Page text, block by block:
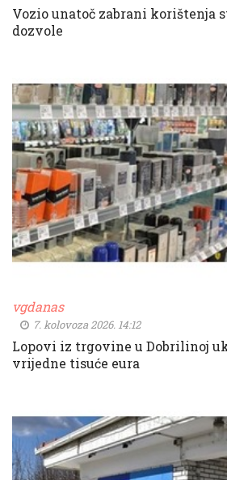
Vozio unatoč zabrani korištenja
dozvole
vgdanas
7. kolovoza 2026. 14:12
Lopovi iz trgovine u Dobrilinoj
vrijedne tisuće eura